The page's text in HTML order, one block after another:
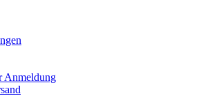
Anmeldung